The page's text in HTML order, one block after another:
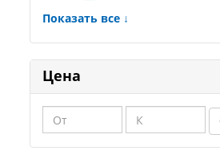
Показать все ↓
Цена